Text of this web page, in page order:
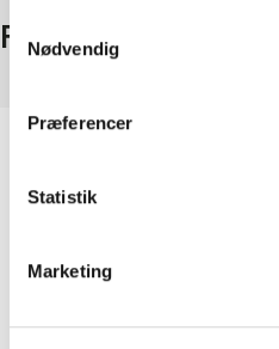
markedsføring. Du
Samtykkevalg
Nødvendig
Præferencer
Statistik
Marketing
Fakta
1000+ opslagsværker
Udbyder